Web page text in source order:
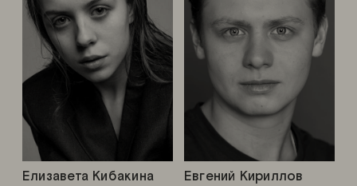
Елизавета Кибакина Евгений Кириллов